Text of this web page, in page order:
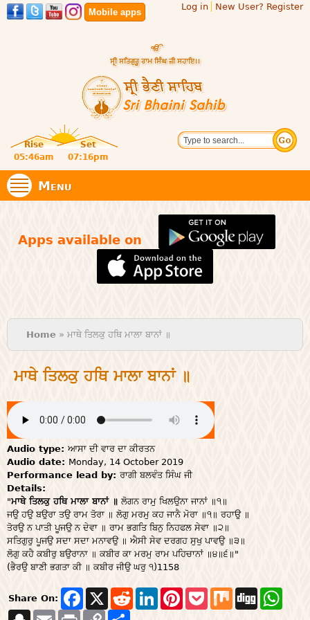
Skip to
main
Mobile apps
Log in New User? Register
Sri
Bhaini
Sahib
website
of central
religious
place for
Rise
Set
05:46am
07:16pm
Search
Menu
Apps available on
You are here
Home » ਮਾਥੇ ਤਿਲਕੁ ਹਥਿ ਮਾਲਾ ਬਾਨਾਂ ॥
ਮਾਥੇ ਤਿਲਕੁ ਹਥਿ ਮਾਲਾ ਬਾਨਾਂ ॥
Audio type: ਆਸਾ ਦੀ ਵਾਰ ਦਾ ਕੀਰਤਨ
Audio date: Monday, 14 October 2019
Performance lead by: ਰਾਗੀ ਬਲਵੰਤ ਸਿੰਘ ਜੀ
Details:
"ਮਾਥੇ ਤਿਲਕੁ ਹਥਿ ਮਾਲਾ ਬਾਨਾਂ ॥ ਲੋਗਨ ਰਾਮੁ ਖਿਲਉਨਾ ਜਾਨਾਂ ॥੧॥
ਜਉ ਹਉ ਬਉਰਾ ਤਉ ਰਾਮ ਤੋਰਾ ॥ ਲੋਗੁ ਮਰਮੁ ਕਹ ਜਾਨੈ ਮੋਰਾ ॥੧॥ ਰਹਾਉ ॥
ਤੋਰਉ ਨ ਪਾਤੀ ਪੂਜਉ ਨ ਦੇਵਾ ॥ ਰਾਮ ਭਗਤਿ ਬਿਨੁ ਨਿਹਫਲ ਸੇਵਾ ॥੨॥
ਸਤਿਗੁਰੁ ਪੂਜਉ ਸਦਾ ਸਦਾ ਮਨਾਵਉ ॥ ਐਸੀ ਸੇਵ ਦਰਗਹ ਸੁਖੁ ਪਾਵਉ ॥੩॥
ਲੋਗੁ ਕਹੈ ਕਬੀਰੁ ਬਉਰਾਨਾ ॥ ਕਬੀਰ ਕਾ ਮਰਮੁ ਰਾਮ ਪਹਿਚਾਨਾਂ ॥੪॥੬॥"
(ਭੈਰਉ ਬਾਣੀ ਭਗਤਾ ਕੀ ॥ ਕਬੀਰ ਜੀਉ ਘਰੁ ੧)1158
Share On:
F
c
X
R
L
P
P
M
D
S E P C